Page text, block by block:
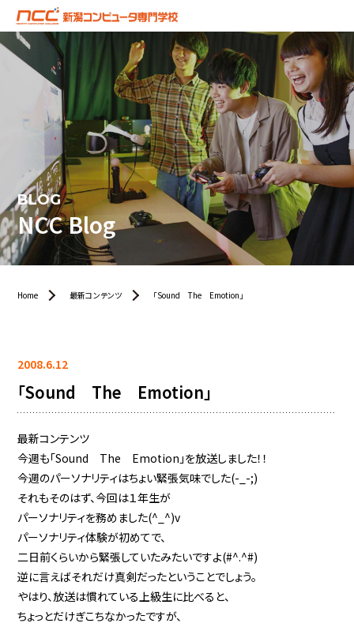
BLOG
NCC Blog
Home 最新コンテンツ 「Sound The Emotion」
2008.6.12
「Sound The Emotion」
最新コンテンツ
今週も「Sound The Emotion」を放送しました！！
今週のパーソナリティはちょい緊張気味でした(-_-;)
それもそのはず、今回は１年生が
パーソナリティを務めました(^_^)v
パーソナリティ体験が初めてで、
二日前くらいから緊張していたみたいですよ(#^.^#)
逆に言えばそれだけ真剣だったということでしょう。
やはり、放送は慣れている上級生に比べると、
ちょっとだけぎこちなかったですが、